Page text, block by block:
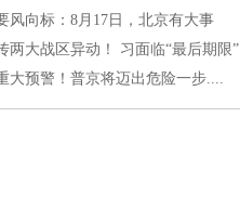
风向标：8月17日，北京有大事
两大战区异动！ 习面临“最后期限”
大预警！普京将迈出危险一步....